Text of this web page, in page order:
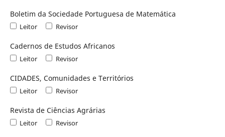
Boletim da Sociedade Portuguesa de Matemática
Leitor Revisor
Cadernos de Estudos Africanos
Leitor Revisor
CIDADES, Comunidades e Territórios
Leitor Revisor
Revista de Ciências Agrárias
Leitor Revisor